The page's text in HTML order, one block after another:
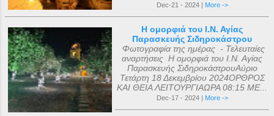
Dec-21 - 2024 | More ->
Η ομορφιά του Ι.Ν. Αγίας
Παρασκευής Σιδηροκάστρου
Φωτογραφία της ημέρας - Τελευταίες
αναρτήσεις Η ομορφιά του Ι.Ν. Αγίας
Παρασκευής ΣιδηροκάστρουΑύριο
Τετάρτη 18 Δεκεμβρίου 2024ΟΡΘΡΟΣ
ΚΑΙ ΘΕΙΑ ΛΕΙΤΟΥΡΓΙΑΩΡΑ 08:15 ΜΕ...
Dec-17 - 2024 | More ->